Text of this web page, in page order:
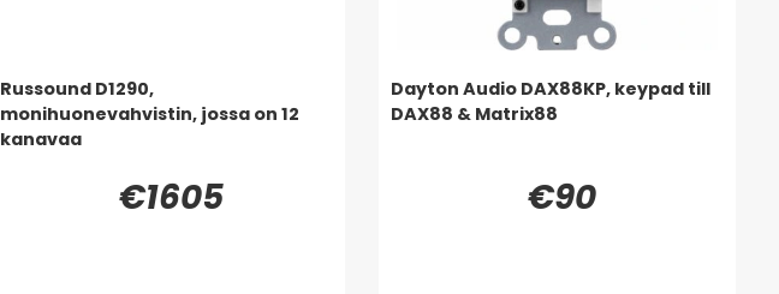
Russound D1290,
monihuonevahvistin, jossa on 12
kanavaa
€1605
Dayton Audio DAX88KP, keypad till
DAX88 & Matrix88
€90